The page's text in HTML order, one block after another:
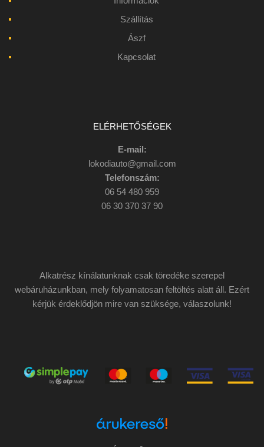
Szállítás
Ászf
Kapcsolat
ELÉRHETŐSÉGEK
E-mail:
lokodiauto@gmail.com
Telefonszám:
06 54 480 959
06 30 370 37 90
Alkatrész kínálatunknak csak töredéke szerepel
webáruházunkban, mely folyamatosan feltöltés alatt áll. Ezért
kérjük érdeklődjön mire van szüksége, válaszolunk!